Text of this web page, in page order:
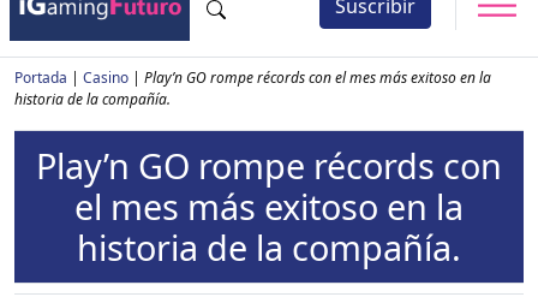
Suscribir
Portada | Casino | Play’n GO rompe récords con el mes más exitoso en la
historia de la compañía.
Play’n GO rompe récords con
el mes más exitoso en la
historia de la compañía.